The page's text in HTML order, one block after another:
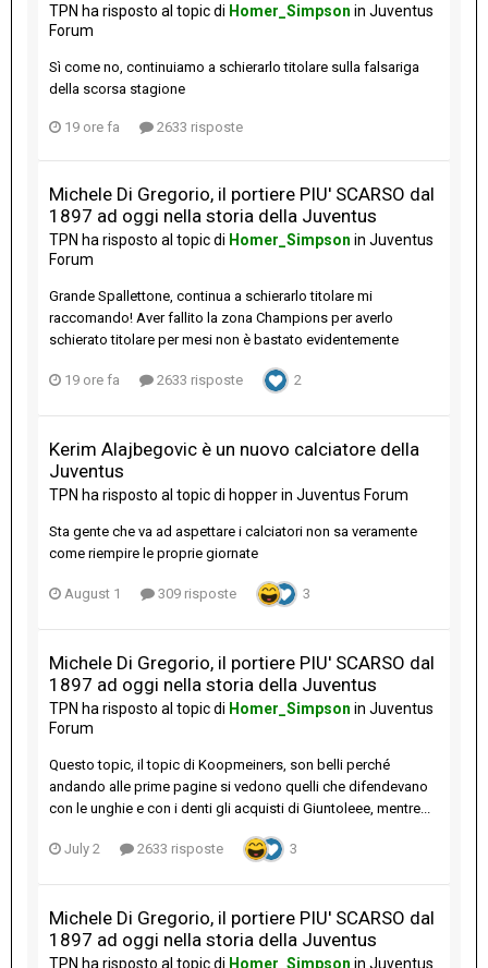
TPN ha risposto al topic di Homer_Simpson in Juventus
Forum
Sì come no, continuiamo a schierarlo titolare sulla falsariga
della scorsa stagione
19 ore fa 2633 risposte
Michele Di Gregorio, il portiere PIU' SCARSO dal
1897 ad oggi nella storia della Juventus
TPN ha risposto al topic di Homer_Simpson in Juventus
Forum
Grande Spallettone, continua a schierarlo titolare mi
raccomando! Aver fallito la zona Champions per averlo
schierato titolare per mesi non è bastato evidentemente
19 ore fa 2633 risposte 2
Kerim Alajbegovic è un nuovo calciatore della
Juventus
TPN ha risposto al topic di hopperin Juventus Forum
Sta gente che va ad aspettare i calciatori non sa veramente
come riempire le proprie giornate
August 1 309 risposte 3
Michele Di Gregorio, il portiere PIU' SCARSO dal
1897 ad oggi nella storia della Juventus
TPN ha risposto al topic di Homer_Simpson in Juventus
Forum
Questo topic, il topic di Koopmeiners, son belli perché
andando alle prime pagine si vedono quelli che difendevano
con le unghie e con i denti gli acquisti di Giuntoleee, mentre...
July 2 2633 risposte 3
Michele Di Gregorio, il portiere PIU' SCARSO dal
1897 ad oggi nella storia della Juventus
TPN ha risposto al topic di Homer_Simpson in Juventus